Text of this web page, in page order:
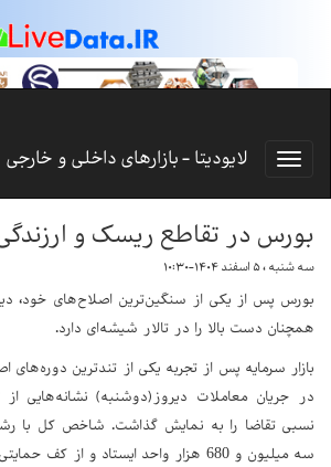
لایودیتا - بازارهای داخلی و خارجی
بورس در تقاطع ریسک و
سه شنبه ، ۵ اسفند ۱۴۰۴-۱۰:۳۰
بورس پس از یکی از سنگین‌ترین اصلاح‌های خود،
همچنان دست بالا را در تالار شیشه‌ای دارد.
بازار سرمایه پس از تجربه یکی از تندترین دوره‌های
در جریان معاملات دیروز(دوشنبه) نشانه‌هایی